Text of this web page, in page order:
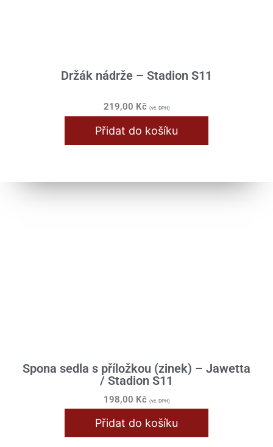
Držák nádrže – Stadion S11
219,00 Kč (vč. DPH)
Přidat do košíku
Spona sedla s příložkou (zinek) – Jawetta
/ Stadion S11
198,00 Kč (vč. DPH)
Přidat do košíku